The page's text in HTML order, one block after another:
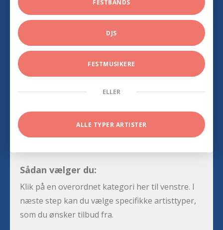
FESTBANDS
DJS
FESTMUSIKERE
ELLER
ALLE TYPER ARTISTER
Sådan vælger du:
Klik på en overordnet kategori her til venstre. I
næste step kan du vælge specifikke artisttyper,
som du ønsker tilbud fra.